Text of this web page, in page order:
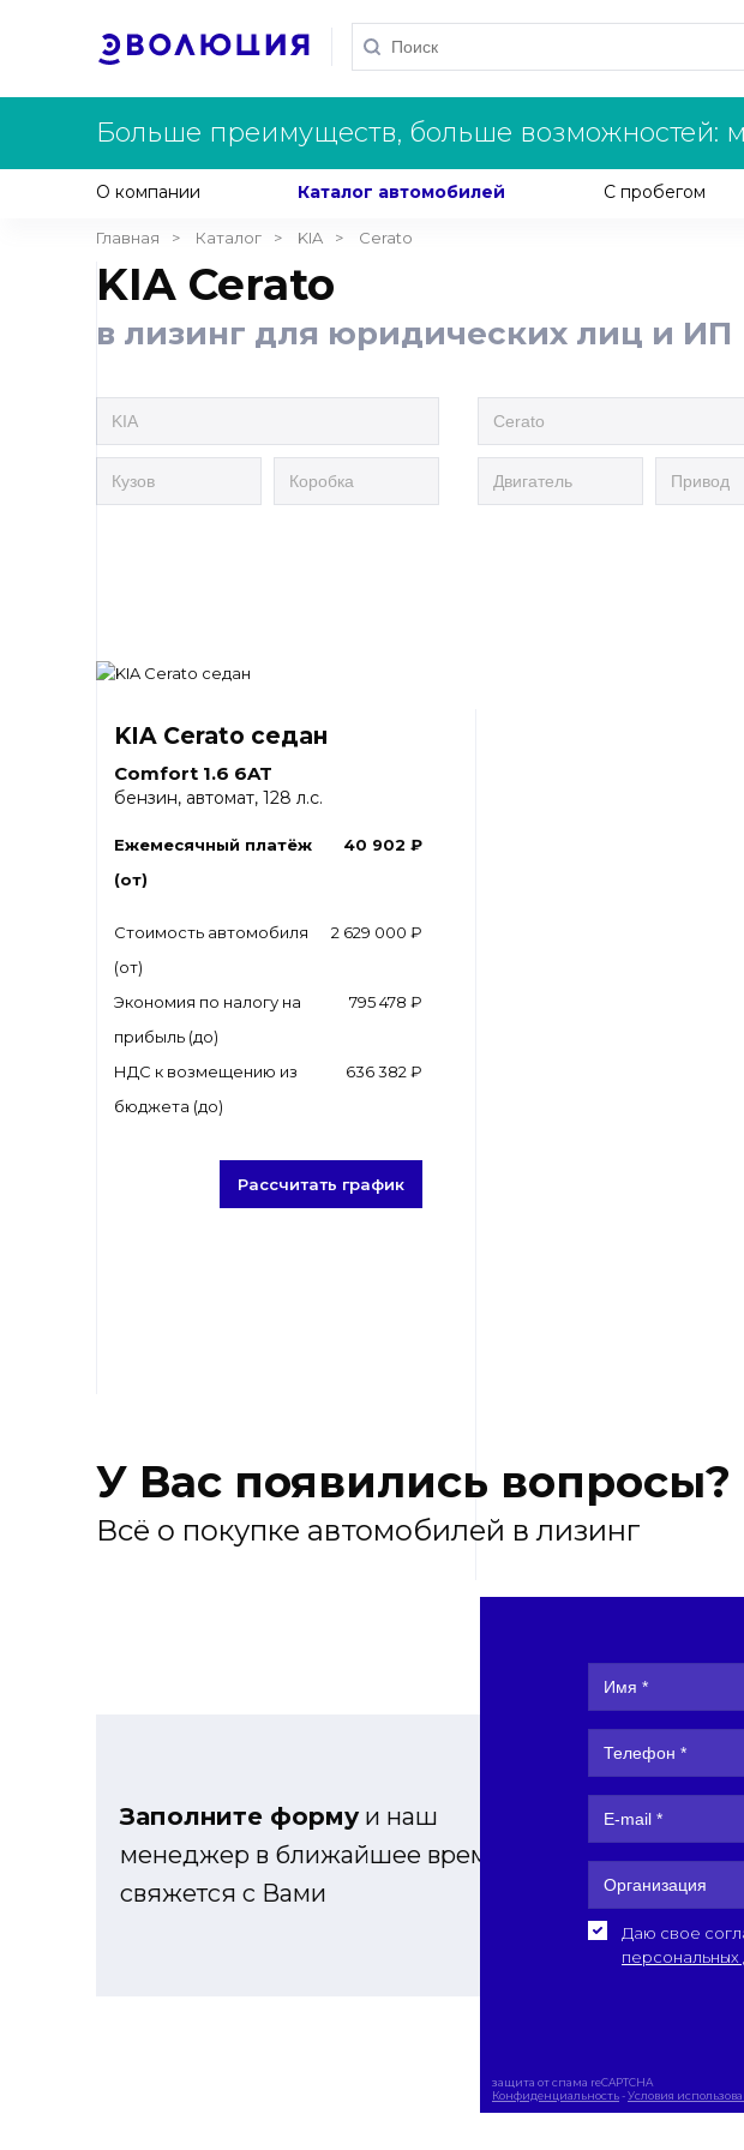
Больше преимуществ, больше возможностей:
О компании Каталог автомобилей С пробегом
Главная Каталог KIA Cerato
KIA Cerato
в лизинг для юридических лиц и ИП
KIA Cerato седан
Comfort 1.6 6AT
бензин, автомат, 128 л.с.
Ежемесячный платёж
(от)
40 902 ₽
Стоимость автомобиля
(от)
2 629 000 ₽
Экономия по налогу на
прибыль (до)
795 478 ₽
НДС к возмещению из
бюджета (до)
636 382 ₽
Рассчитать график
У Вас появились вопросы?
Всё о покупке автомобилей в лизинг
Заполните форму и наш
менеджер в ближайшее время
свяжется с Вами
Даю свое
персональных
защита от спама reCAPTCHA
Конфиденциальность-Условия